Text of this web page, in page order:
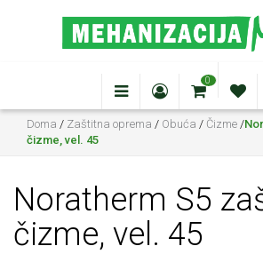
0
Doma / Zaštitna oprema / Obuća / Čizme /
čizme, vel. 45
Noratherm S5
čizme, vel. 45